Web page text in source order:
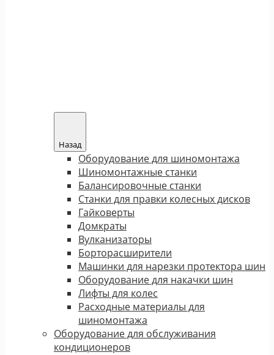
Назад
Оборудование для шиномонтажа
Шиномонтажные станки
Балансировочные станки
Станки для правки колесных дисков
Гайковерты
Домкраты
Вулканизаторы
Борторасширители
Машинки для нарезки протектора шин
Оборудование для накачки шин
Лифты для колес
Расходные материалы для
шиномонтажа
Оборудование для обслуживания
кондиционеров